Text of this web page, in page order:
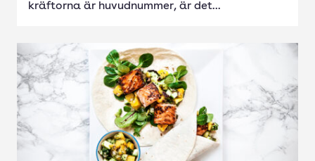
kräftorna är huvudnummer, är det...